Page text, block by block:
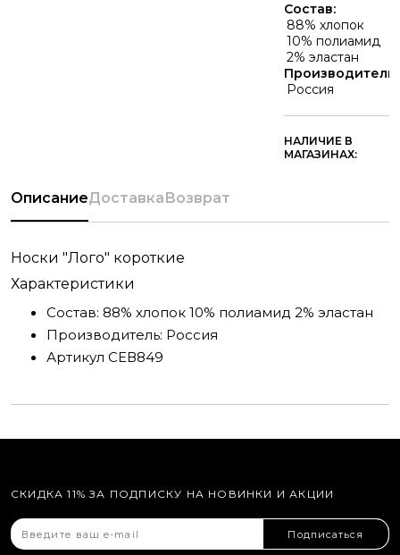
Состав:
88% хлопок
10% полиамид
2% эластан
Производитель:
Россия
НАЛИЧИЕ В
МАГАЗИНАХ:
ОписаниеДоставкаВозврат
Носки "Лого" короткие
Характеристики
Состав: 88% хлопок 10% полиамид 2% эластан
Производитель: Россия
Артикул СЕВ849
СКИДКА 11% ЗА ПОДПИСКУ НА НОВИНКИ И АКЦИИ
Подписаться